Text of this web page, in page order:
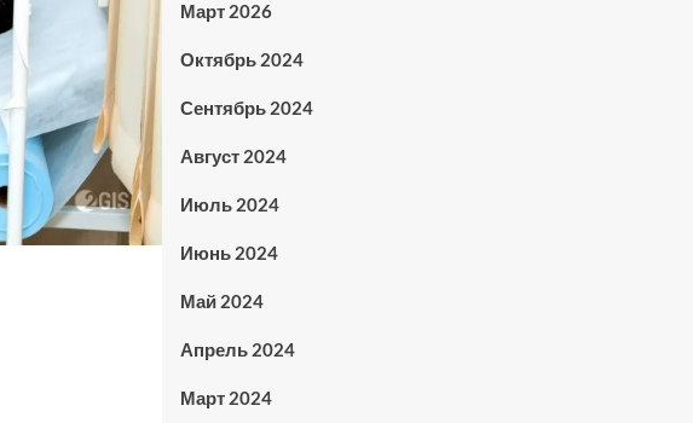
Март 2026
Октябрь 2024
Сентябрь 2024
Август 2024
Июль 2024
Июнь 2024
Май 2024
Апрель 2024
Март 2024